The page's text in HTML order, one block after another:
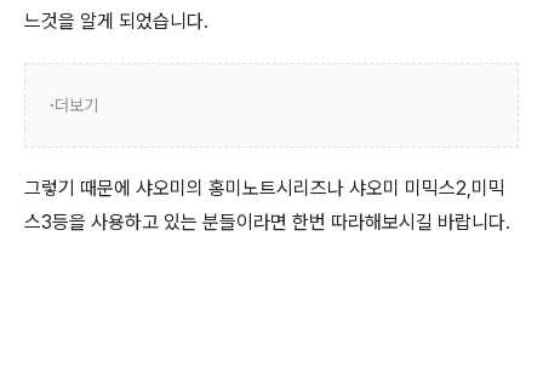
느것을 알게 되었습니다.
더보기
그렇기 때문에 샤오미의 홍미노트시리즈나 샤오미 미믹스2,미믹
스3등을 사용하고 있는 분들이라면 한번 따라해보시길 바랍니다.